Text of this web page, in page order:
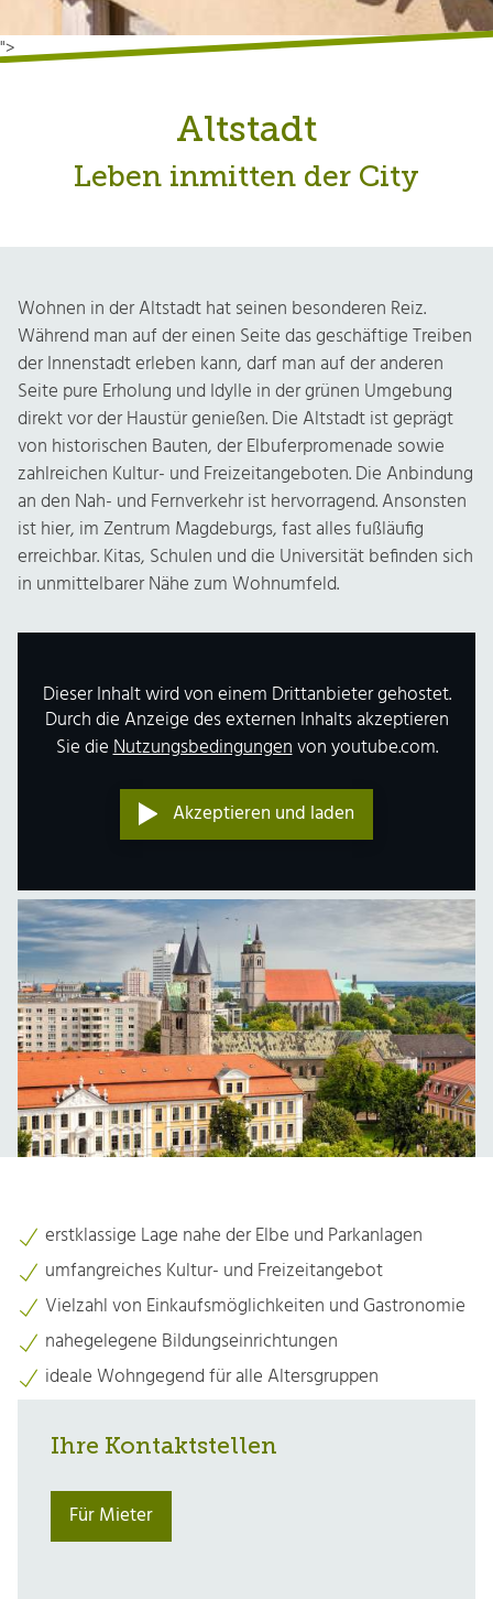
">
Altstadt
Leben inmitten der City
Wohnen in der Altstadt hat seinen besonderen Reiz.
Während man auf der einen Seite das geschäftige Treiben
der Innenstadt erleben kann, darf man auf der anderen
Seite pure Erholung und Idylle in der grünen Umgebung
direkt vor der Haustür genießen. Die Altstadt ist geprägt
von historischen Bauten, der Elbuferpromenade sowie
zahlreichen Kultur- und Freizeitangeboten. Die Anbindung
an den Nah- und Fernverkehr ist hervorragend. Ansonsten
ist hier, im Zentrum Magdeburgs, fast alles fußläufig
erreichbar. Kitas, Schulen und die Universität befinden sich
in unmittelbarer Nähe zum Wohnumfeld.
Dieser Inhalt wird von einem Drittanbieter gehostet.
Durch die Anzeige des externen Inhalts akzeptieren
Sie dieNutzungsbedingungenvon youtube.com.
Akzeptieren und laden
erstklassige Lage nahe der Elbe und Parkanlagen
umfangreiches Kultur- und Freizeitangebot
Vielzahl von Einkaufsmöglichkeiten und Gastronomie
nahegelegene Bildungseinrichtungen
ideale Wohngegend für alle Altersgruppen
Ihre Kontaktstellen
Für Mieter